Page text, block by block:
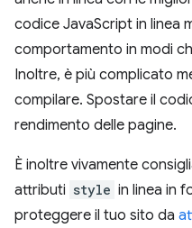
codice JavaScript in linea
comportamento in modi
Inoltre, è più complicato
compilare. Spostare il
rendimento delle pagine.
È inoltre vivamente
attributi style in linea in
proteggere il tuo sito da